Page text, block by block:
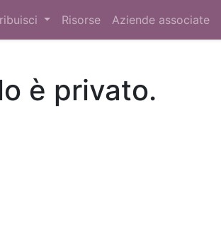
Risorse Aziende associate
è privato.